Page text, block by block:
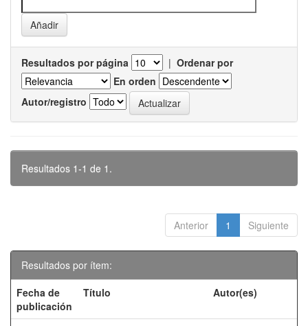
Resultados por página | Ordenar por
En orden
Autor/registro
Resultados 1-1 de 1.
Anterior 1 Siguiente
Resultados por ítem:
Fecha de
publicación
Título Autor(es)